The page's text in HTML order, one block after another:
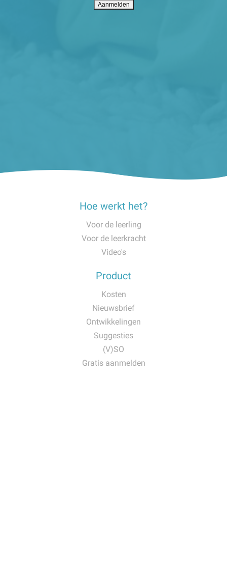
Hoe werkt het?
Voor de leerling
Voor de leerkracht
Video's
Product
Kosten
Nieuwsbrief
Ontwikkelingen
Suggesties
(V)SO
Gratis aanmelden